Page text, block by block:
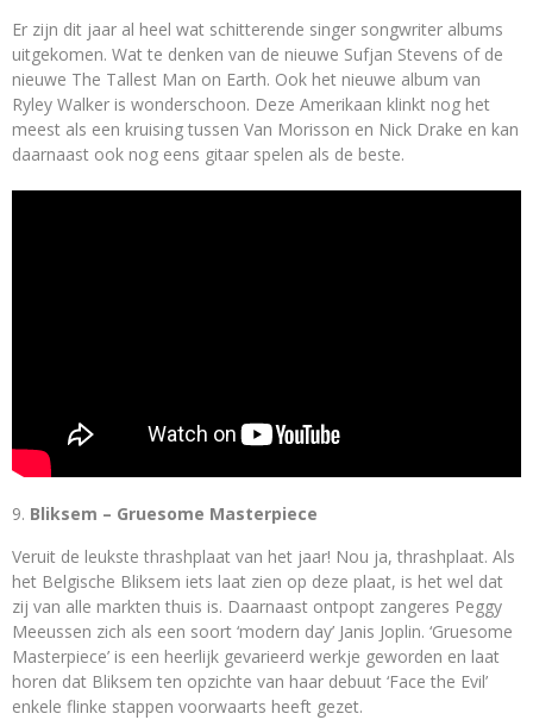
Er zijn dit jaar al heel wat schitterende singer songwriter albums
uitgekomen. Wat te denken van de nieuwe Sufjan Stevens of de
nieuwe The Tallest Man on Earth. Ook het nieuwe album van
Ryley Walker is wonderschoon. Deze Amerikaan klinkt nog het
meest als een kruising tussen Van Morisson en Nick Drake en kan
daarnaast ook nog eens gitaar spelen als de beste.
Bliksem – Gruesome Masterpiece
Veruit de leukste thrashplaat van het jaar! Nou ja, thrashplaat. Als
het Belgische Bliksem iets laat zien op deze plaat, is het wel dat
zij van alle markten thuis is. Daarnaast ontpopt zangeres Peggy
Meeussen zich als een soort ‘modern day’ Janis Joplin. ‘Gruesome
Masterpiece’ is een heerlijk gevarieerd werkje geworden en laat
horen dat Bliksem ten opzichte van haar debuut ‘Face the Evil’
enkele flinke stappen voorwaarts heeft gezet.